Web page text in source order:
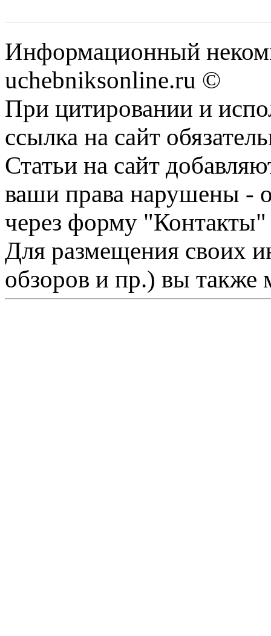
Информационный
uchebniksonline.ru ©
При цитировании и
ссылка на сайт
Статьи на сайт
ваши права нарушены -
через форму "Контакты"
Для размещения своих
обзоров и пр.) вы также